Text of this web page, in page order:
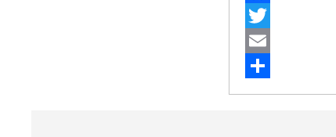
Facebook
Twitter
Email
Share